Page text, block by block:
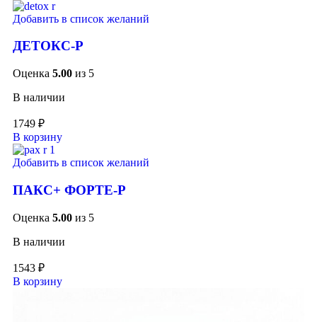
Добавить в список желаний
ДЕТОКС-Р
Оценка 5.00 из 5
В наличии
1749 ₽
В корзину
Добавить в список желаний
ПАКС+ ФОРТЕ-Р
Оценка 5.00 из 5
В наличии
1543 ₽
В корзину